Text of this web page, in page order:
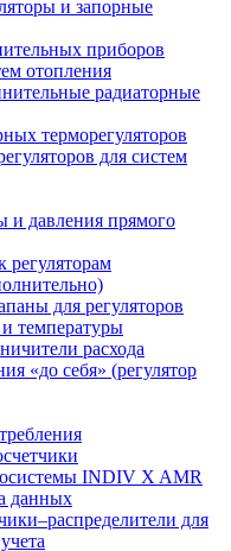
и запорные
приборов
отопления
радиаторные
терморегуляторов
для систем
и давления прямого
регуляторам
для регуляторов
и температуры
расхода
«до себя» (регулятор
INDIV X AMR
данных
для